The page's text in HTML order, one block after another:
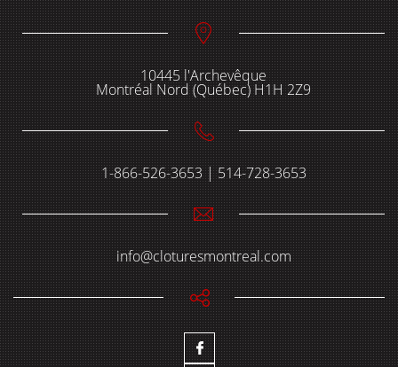
10445 l'Archevêque
Montréal Nord (Québec) H1H 2Z9
1-866-526-3653 | 514-728-3653
info@cloturesmontreal.com